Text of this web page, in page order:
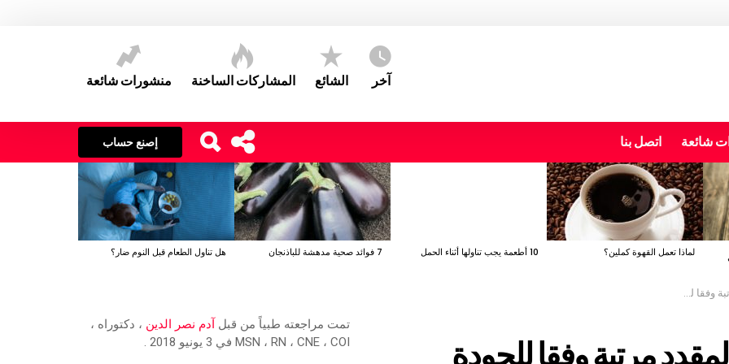
آخر الشائع المشاركات الساخنة منشورات شائعة
شائعة اتصل بنا إصنع حساب
لماذا تعمل القهوة كملين؟ 10 أطعمة يجب تناولها أثناء الحمل 7 فوائد صحية مدهشة للباذنجان هل تناول الطعام قبل النوم ضار؟
للجودة
مرتبة وفقا للجودة
تمت مراجعته طبياً من قبل آدم نصر الدين ، دكتوراه ،
MSN ، RN ، CNE ، COI في 3 يونيو 2018 .